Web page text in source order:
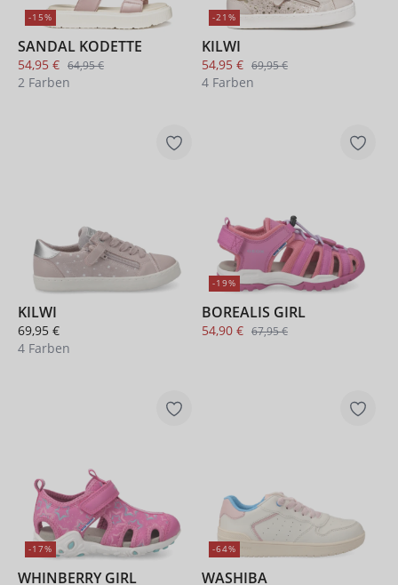
-15%
SANDAL KODETTE
54,95 € 64,95 €
2 Farben
-21%
KILWI
54,95 € 69,95 €
4 Farben
KILWI
69,95 €
4 Farben
-19%
BOREALIS GIRL
54,90 € 67,95 €
-17%
WHINBERRY GIRL
-64%
WASHIBA